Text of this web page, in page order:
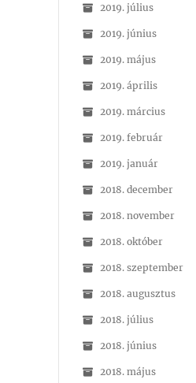
2019. július
2019. június
2019. május
2019. április
2019. március
2019. február
2019. január
2018. december
2018. november
2018. október
2018. szeptember
2018. augusztus
2018. július
2018. június
2018. május